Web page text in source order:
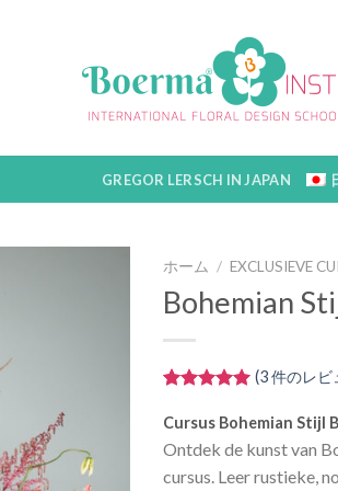
GREGOR LERSCH IN JAPAN
ホーム / EXCLUSIEVE
Bohemian
評価に基づ
価のうち、
5.00点
(3件のレビ
Cursus Bohemian Stijl
Ontdek de kunst van
cursus. Leer rustieke,